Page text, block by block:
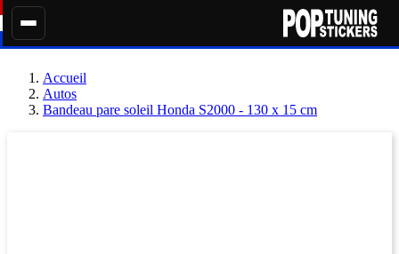
Accueil
Autos
Bandeau pare soleil Honda S2000 - 130 x 15 cm